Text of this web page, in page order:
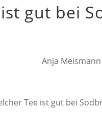
gut bei
Anja
Tee ist gut bei